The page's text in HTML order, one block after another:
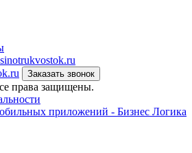
Заказать звонок
права защищены.